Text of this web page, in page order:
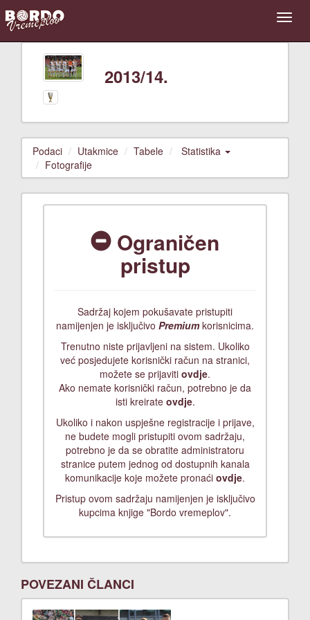
2013/14.
Podaci Utakmice Tabele
Statistika
Fotografije
Ograničen
pristup
Sadržaj kojem pokušavate pristupiti
namijenjen je isključivo Premiumkorisnicima.
Trenutno niste prijavljeni na sistem. Ukoliko
već posjedujete korisnički račun na stranici,
možete se prijaviti ovdje.
Ako nemate korisnički račun, potrebno je da
isti kreirate ovdje.
Ukoliko i nakon uspješne registracije i prijave,
ne budete mogli pristupiti ovom sadržaju,
potrebno je da se obratite administratoru
stranice putem jednog od dostupnih kanala
komunikacije koje možete pronaći ovdje.
Pristup ovom sadržaju namijenjen je isključivo
kupcima knjige "Bordo vremeplov".
POVEZANI ČLANCI